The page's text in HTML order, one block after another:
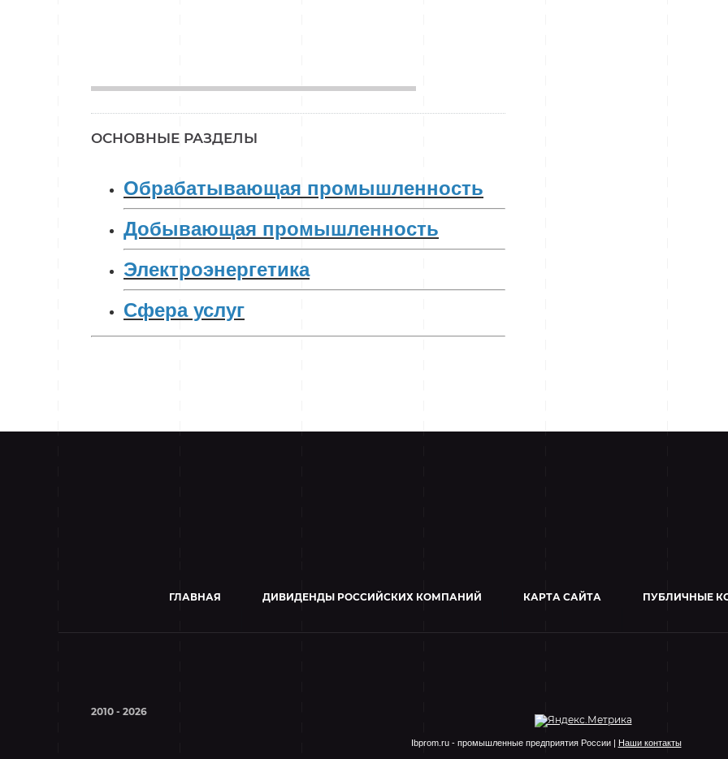
________________
ОСНОВНЫЕ РАЗДЕЛЫ
Обрабатывающая промышленность
Добывающая промышленность
Электроэнергетика
Сфера услуг
ГЛАВНАЯ ДИВИДЕНДЫ РОССИЙСКИХ КОМПАНИЙ КАРТА САЙТА ПУБЛИЧНЫЕ
2010 - 2026
Ibprom.ru - промышленные предприятия России | Наши контакты